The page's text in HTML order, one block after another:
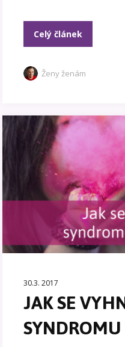
Celý článek
Ženy ženám
30.3. 2017
JAK SE